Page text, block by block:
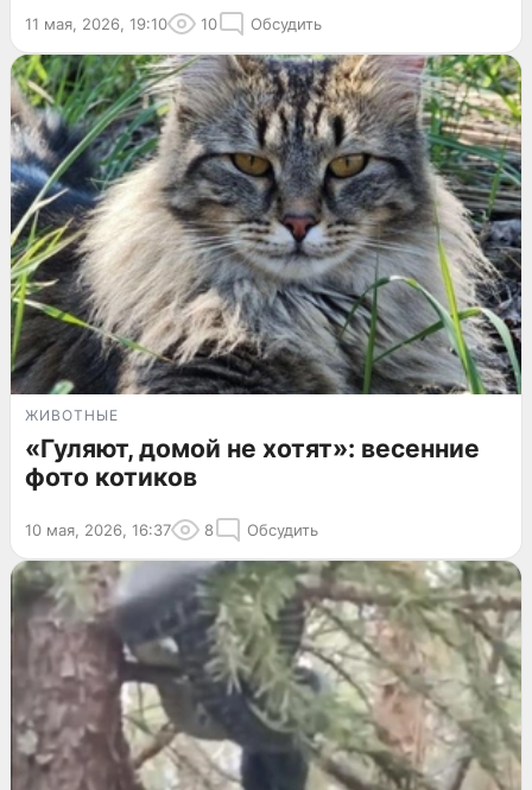
11 мая, 2026, 19:10 10 Обсудить
ЖИВОТНЫЕ
«Гуляют, домой не хотят»: весенние
фото котиков
10 мая, 2026, 16:37 8 Обсудить